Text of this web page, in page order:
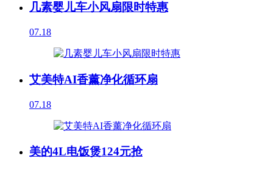
几素婴儿车小风扇限时特惠
07.18
艾美特AI香薰净化循环扇
07.18
美的4L电饭煲124元抢